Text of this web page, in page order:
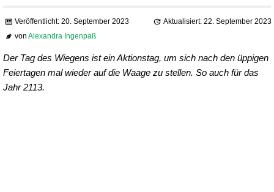
Veröffentlicht: 20. September 2023
Aktualisiert: 22. September 2023
vonAlexandra Ingenpaß
Der Tag des Wiegens ist ein Aktionstag, um sich nach den üppigen
Feiertagen mal wieder auf die Waage zu stellen. So auch für das
Jahr 2113.